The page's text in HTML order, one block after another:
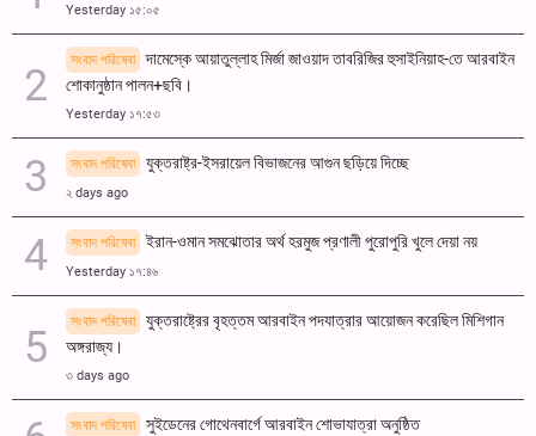
Yesterday ১৫:০৫
সংবাদ পরিষেবা
দামেস্কে আয়াতুল্লাহ মির্জা জাওয়াদ তাবরিজির হুসাইনিয়াহ-তে আরবাইন
শোকানুষ্ঠান পালন+ছবি।
Yesterday ১৭:৫৩
সংবাদ পরিষেবা যুক্তরাষ্ট্র-ইসরায়েল বিভাজনের আগুন ছড়িয়ে দিচ্ছে
২ days ago
সংবাদ পরিষেবা ইরান-ওমান সমঝোতার অর্থ হরমুজ প্রণালী পুরোপুরি খুলে দেয়া নয়
Yesterday ১৭:৪৬
সংবাদ পরিষেবা
যুক্তরাষ্ট্রের বৃহত্তম আরবাইন পদযাত্রার আয়োজন করেছিল মিশিগান
অঙ্গরাজ্য।
৩ days ago
সংবাদ পরিষেবা সুইডেনের গোথেনবার্গে আরবাইন শোভাযাত্রা অনুষ্ঠিত